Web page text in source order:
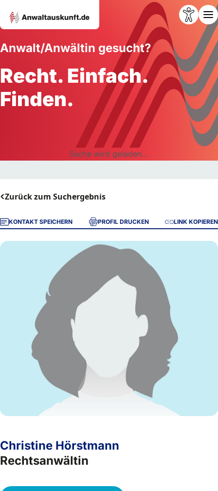
Anwalt/Anwältin gesucht?
Recht. Einfach.
Finden.
Suche wird geladen...
Zurück zum Suchergebnis
KONTAKT SPEICHERN PROFIL DRUCKEN LINK KOPIEREN
Christine Hörstmann
Rechtsanwältin